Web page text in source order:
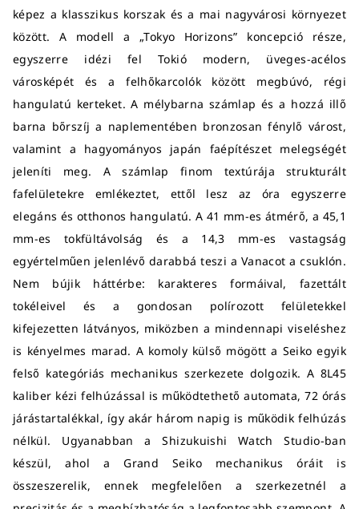
képez a klasszikus korszak és a mai nagyvárosi környezet
között. A modell a „Tokyo Horizons” koncepció része,
egyszerre idézi fel Tokió modern, üveges-acélos
városképét és a felhőkarcolók között megbúvó, régi
hangulatú kerteket. A mélybarna számlap és a hozzá illő
barna bőrszíj a naplementében bronzosan fénylő várost,
valamint a hagyományos japán faépítészet melegségét
jeleníti meg. A számlap finom textúrája strukturált
fafelületekre emlékeztet, ettől lesz az óra egyszerre
elegáns és otthonos hangulatú. A 41 mm-es átmérő, a 45,1
mm-es tokfültávolság és a 14,3 mm-es vastagság
egyértelműen jelenlévő darabbá teszi a Vanacot a csuklón.
Nem bújik háttérbe: karakteres formáival, fazettált
tokéleivel és a gondosan polírozott felületekkel
kifejezetten látványos, miközben a mindennapi viseléshez
is kényelmes marad. A komoly külső mögött a Seiko egyik
felső kategóriás mechanikus szerkezete dolgozik. A 8L45
kaliber kézi felhúzással is működtethető automata, 72 órás
járástartalékkal, így akár három napig is működik felhúzás
nélkül. Ugyanabban a Shizukuishi Watch Studio-ban
készül, ahol a Grand Seiko mechanikus óráit is
összeszerelik, ennek megfelelően a szerkezetnél a